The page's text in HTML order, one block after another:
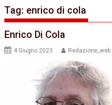
Tag: enrico di cola
Enrico Di Cola
4 Giugno 2023 Redazione_web